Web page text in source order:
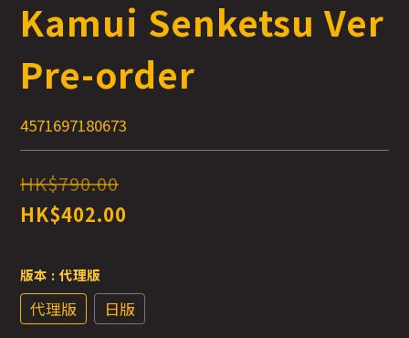
Kamui Senketsu Ver
Pre-order
4571697180673
HK$790.00
HK$402.00
版本 : 代理版
代理版 日版